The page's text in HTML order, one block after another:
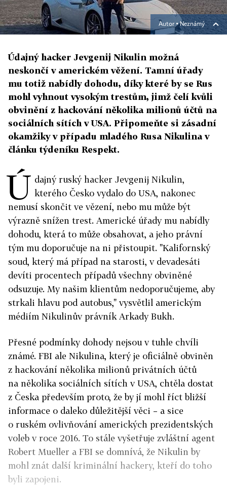
Autor ▪Neznámý
Údajný hacker Jevgenij Nikulin možná
neskončí v americkém věžení. Tamní úřady
mu totiž nabídly dohodu, díky které by se Rus
mohl vyhnout vysokým trestům, jimž čelí kvůli
obvinění z hackování několika milionů účtů na
sociálních sítích v USA. Připomeňte si zásadní
okamžiky v případu mladého Rusa Nikulina v
článku týdeníku Respekt.
Ú dajný ruský hacker Jevgenij Nikulin,
kterého Česko vydalo do USA, nakonec
nemusí skončit ve vězení, nebo mu může být
výrazně snížen trest. Americké úřady mu nabídly
dohodu, která to může obsahovat, a jeho právní
tým mu doporučuje na ni přistoupit. "Kalifornský
soud, který má případ na starosti, v devadesáti
devíti procentech případů všechny obviněné
odsuzuje. My našim klientům nedoporučujeme, aby
strkali hlavu pod autobus," vysvětlil americkým
médiím Nikulinův právník Arkady Bukh.
Přesné podmínky dohody nejsou v tuhle chvíli
známé. FBI ale Nikulina, který je oficiálně obviněn
z hackování několika milionů privátních účtů
na několika sociálních sítích v USA, chtěla dostat
z Česka především proto, že by jí mohl říct bližší
informace o daleko důležitější věci – a sice
o ruském ovlivňování amerických prezidentských
voleb v roce 2016. To stále vyšetřuje zvláštní agent
Robert Mueller a FBI se domnívá, že Nikulin by
mohl znát další kriminální hackery, kteří do toho
byli zapojeni.